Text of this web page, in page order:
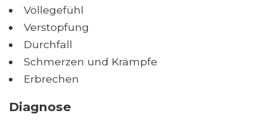
Völlegefühl
Verstopfung
Durchfall
Schmerzen und Krämpfe
Erbrechen
Diagnose